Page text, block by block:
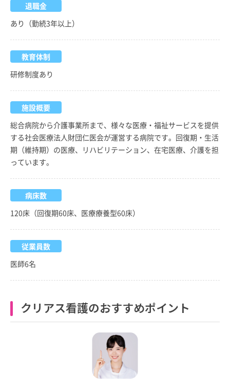
退職金
あり（勤続3年以上）
教育体制
研修制度あり
施設概要
総合病院から介護事業所まで、様々な医療・福祉サービスを提供
する社会医療法人財団仁医会が運営する病院です。回復期・生活
期（維持期）の医療、リハビリテーション、在宅医療、介護を担
っています。
病床数
120床（回復期60床、医療療養型60床）
従業員数
医師6名
クリアス看護のおすすめポイント